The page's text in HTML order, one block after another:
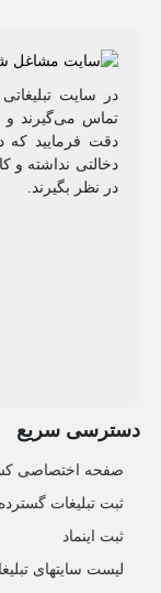
در سایت
تماس می‌گیرند و
دقت فرمایید
دخالتی نداشته و
در نظر بگیرند.
دسترسی سریع
صفحه اختصاصی
ثبت تبلیغات گسترده
ثبت اینماد
لیست سایتهای